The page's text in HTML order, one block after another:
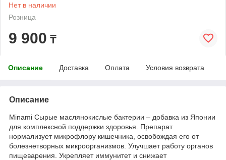
Нет в наличии
Розница
9 900 ₸
Описание Доставка Оплата Условия возврата
Описание
Minami Сырые маслянокислые бактерии – добавка из Японии
для комплексной поддержки здоровья. Препарат
нормализует микрофлору кишечника, освобождая его от
болезнетворных микроорганизмов. Улучшает работу органов
пищеварения. Укрепляет иммунитет и снижает